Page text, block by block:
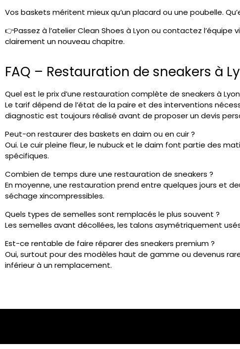
Vos baskets méritent mieux qu’un placard ou une poubelle.
👉Passez à l’atelier Clean Shoes à Lyonou contactez l’équipe
clairement un nouveau chapitre.
FAQ – Restauration de sneakers à
Quel est le prix d’une restauration complète de sneakers à
Le tarif dépend de l’état de la paire et des interventions
diagnostic est toujours réalisé avant de proposer un devis
Peut-on restaurer des baskets en daim ou en cuir ?
Oui. Le cuir pleine fleur, le nubuck et le daim font partie des
spécifiques.
Combien de temps dure une restauration de sneakers ?
En moyenne, une restauration prend entre quelques jours et
séchage xincompressibles.
Quels types de semelles sont remplacés le plus souvent ?
Les semelles avant décollées, les talons asymétriquement
Est-ce rentable de faire réparer des sneakers premium ?
Oui, surtout pour des modèles haut de gamme ou devenus
inférieur à un remplacement.